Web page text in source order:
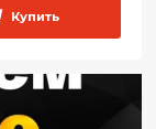
Купить